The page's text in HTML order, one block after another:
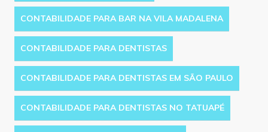
CONTABILIDADE PARA BAR NA VILA MADALENA
CONTABILIDADE PARA DENTISTAS
CONTABILIDADE PARA DENTISTAS EM SÃO PAULO
CONTABILIDADE PARA DENTISTAS NO TATUAPÉ